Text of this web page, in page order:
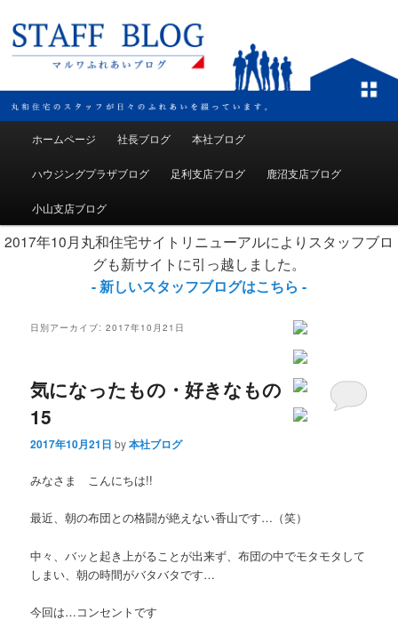
メインコンテンツへ移動
サブコンテンツへ移動
ホームページ 社長ブログ 本社ブログ
ハウジングプラザブログ 足利支店ブログ 鹿沼支店ブログ
小山支店ブログ
2017年10月丸和住宅サイトリニューアルによりスタッフブロ
グも新サイトに引っ越しました。
- 新しいスタッフブログはこちら -
日別アーカイブ:2017年10月21日
気になったもの・好きなもの
15
2017年10月21日 by本社ブログ
みなさま こんにちは!!
最近、朝の布団との格闘が絶えない香山です…（笑）
中々、バッと起き上がることが出来ず、布団の中でモタモタして
しまい、朝の時間がバタバタです…
今回は…コンセントです